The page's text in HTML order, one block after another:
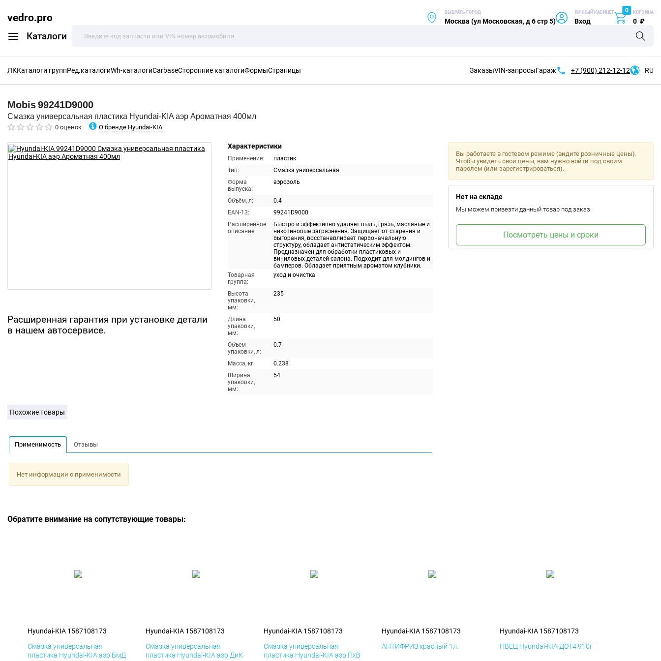
vedro.pro
Каталоги
ВЫБРАТЬ ГОРОД
Москва (ул Московская, д 6 стр 5)
ЛИЧНЫЙ КАБИНЕТ
Вход
0 КОРЗИНА
0 ₽
ЛККаталоги группРед.каталогиWh-каталогиCarbaseСторонние каталогиФормыСтраницы ЗаказыVIN-запросыГараж +7 (900) 212-12-12 RU
Mobis99241D9000
Смазка универсальная пластика Hyundai-KIA аэр Ароматная 400мл
0 оценок О бренде Hyundai-KIA
Расширенная гарантия при установке детали
в нашем автосервисе.
Характеристики
Применение:
пластик
Тип:
Смазка универсальная
Форма
выпуска:
аэрозоль
Объём, л:
0.4
EAN-13:
99241D9000
Расширенное
описание:
Быстро и эффективно удаляет пыль, грязь, масляные и
никотиновые загрязнения. Защищает от старения и
выгорания, восстанавливает первоначальную
структуру, обладает антистатическим эффектом.
Предназначен для обработки пластиковых и
виниловых деталей салона. Подходит для молдингов и
бамперов. Обладает приятным ароматом клубники.
Товарная
группа:
уход и очистка
Высота
упаковки,
мм:
235
Длина
упаковки,
мм:
50
Объем
упаковки, л:
0.7
Масса, кг:
0.238
Ширина
упаковки,
мм:
54
Вы работаете в гостевом режиме (видите розничные цены).
Чтобы увидеть свои цены, вам нужно войти под своим
паролем (или зарегистрироваться).
Нет на складе
Мы можем привезти данный товар под заказ.
Посмотреть цены и сроки
Похожие товары
Применимость Отзывы
Нет информации о применимости
Обратите внимание на сопутствующие товары:
Hyundai-KIA 1587108173
Смазка универсальная
пластика Hyundai-KIA аэр БмД
Hyundai-KIA 1587108173
Смазка универсальная
пластика Hyundai-KIA аэр ДиК
Hyundai-KIA 1587108173
Смазка универсальная
пластика Hyundai-KIA аэр ПхВ
Hyundai-KIA 1587108173
АНТИФРИЗ красный 1л.
Hyundai-KIA 1587108173
ПВЕЦ Hyundai-KIA ДОТ4 910г